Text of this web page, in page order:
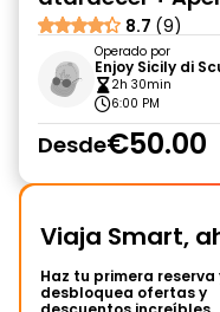
8.7 (9)
Operado por
Enjoy Sicily di
2h 30min
6:00 PM
Desde€50.00
Viaja Smart,
Haz tu primera reserva
desbloquea ofertas y